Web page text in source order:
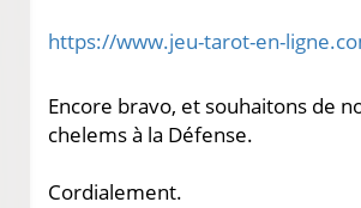
Encore bravo, et souhaitons de
chelems à la Défense.
Cordialement.